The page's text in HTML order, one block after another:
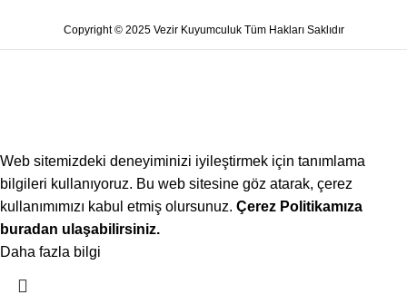
Copyright © 2025 Vezir Kuyumculuk Tüm Hakları Saklıdır
Web sitemizdeki deneyiminizi iyileştirmek için tanımlama
bilgileri kullanıyoruz. Bu web sitesine göz atarak, çerez
kullanımımızı kabul etmiş olursunuz. Çerez Politikamıza
buradan ulaşabilirsiniz.
Daha fazla bilgi